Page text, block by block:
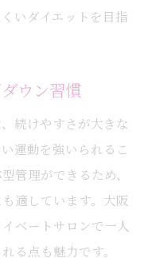
いダイエットを目指
ウン習慣
続けやすさが大きな
運動を強いられるこ
管理ができるため、
適しています。大阪
ベートサロンで一人
る点も魅力です。